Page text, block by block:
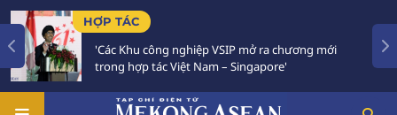
HỢP TÁC
'Các Khu công nghiệp VSIP mở ra chương mới
trong hợp tác Việt Nam – Singapore'